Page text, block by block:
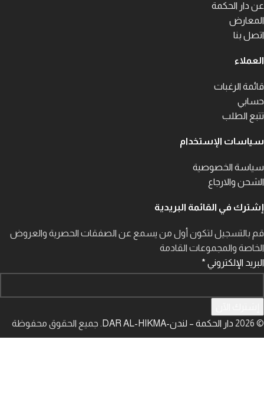
عن دار الحكمة
المعارض
اتصل بنا
العملاء
قائمة الرغبات
حسابي
تتبع الطلب
سياسات الإستخدام
سياسة الخصوصية
الشحن والارجاع
إشترك في القائمة البريدية
قم بالتسجيل لتكون أول من يسمع عن الصفقات الحصرية والعروض
الخاصة والمجموعات القادمة
البريد الإلكتروني *
© 2026
دار الحكمة – لندن-DAR AL-HIKMA . جميع الحقوق محفوظة